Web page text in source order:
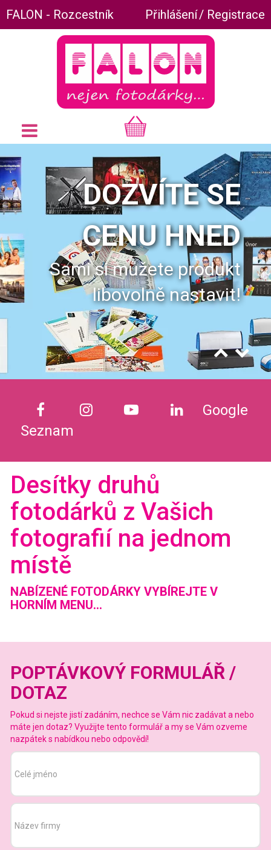
FALON - Rozcestník Přihlášení/ Registrace
DOZVÍTE SE
CENU HNED
Sami si můžete produkt
libovolně nastavit!
Google
Seznam
Desítky druhů
fotodárků z Vašich
fotografií na jednom
místě
NABÍZENÉ FOTODÁRKY VYBÍREJTE V
HORNÍM MENU...
POPTÁVKOVÝ FORMULÁŘ /
DOTAZ
Pokud si nejste jistí zadáním, nechce se Vám nic zadávat a nebo
máte jen dotaz? Využijte tento formulář a my se Vám ozveme
nazpátek s nabídkou nebo odpovědí!